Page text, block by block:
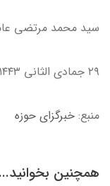
سید محمد مرتضی
۲۹ جمادی الثانی ۱۴۴۳
منبع: خبرگزای حوزه
همچنین بخوانید...